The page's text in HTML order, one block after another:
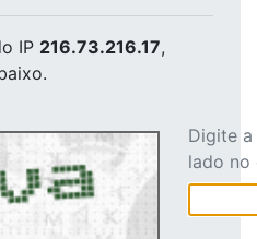
IP 216.73.216.17,
Digite
lado no